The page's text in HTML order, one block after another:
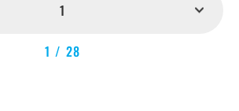
1
1 / 28